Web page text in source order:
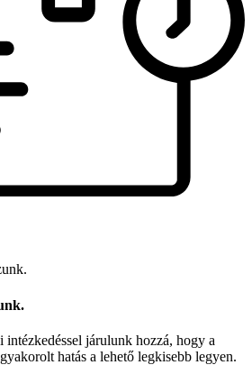
járulunk hozzá, hogy a
hatás a lehető legkisebb legyen.